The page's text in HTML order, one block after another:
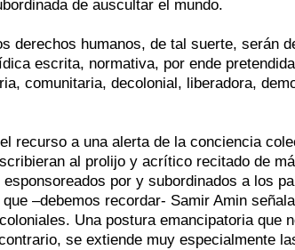
de auscultar el mundo.
derechos humanos, de tal suerte, serán
escrita, normativa, por ende
comunitaria, decolonial, liberadora,
recurso a una alerta de la conciencia
al prolijo y acrítico recitado de
por y subordinados a los
–debemos recordar- Samir Amin
Una postura emancipatoria que
se extiende muy especialmente